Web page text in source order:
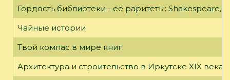
Гордость библиотеки - её раритеты: Shakespeare,
Чайные истории
Твой компас в мире книг
Архитектура и строительство в Иркутске XIX века